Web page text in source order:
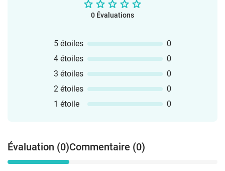
0 Évaluations
5 étoiles
0
4 étoiles
0
3 étoiles
0
2 étoiles
0
1 étoile
0
Évaluation (0)Commentaire (0)